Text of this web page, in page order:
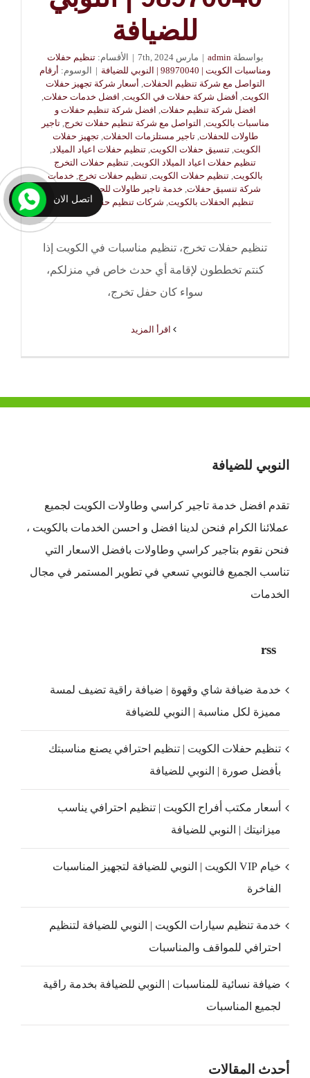
للضيافة
بواسطةadmin
| مارس 7th, 2024 | الأقسام:تنظيم حفلات
ومناسبات الكويت | 98970040 | النوبي للضيافة
| الوسوم: أرقام
التواصل مع شركة تنظيم الحفلات, أسعار شركة تجهيز حفلات
الكويت, أفضل شركة حفلات في الكويت, افضل خدمات حفلات,
افضل شركة تنظيم حفلات, افضل شركة تنظيم حفلات و
مناسبات بالكويت, التواصل مع شركة تنظيم حفلات تخرج,تاجير
طاولات للحفلات,تاجير مستلزمات الحفلات,تجهيز حفلات
الكويت,تنسيق حفلات الكويت,تنظيم حفلات اعياد الميلاد,
تنظيم حفلات اعياد الميلاد الكويت, تنظيم حفلات التخرج
بالكويت,تنظيم حفلات الكويت,تنظيم حفلات تخرج, خدمات
شركة تنسيق حفلات, خدمة تاجير طاولات للحفلات
تنظيم الحفلات بالكويت, شركات تنظيم حفلات الكويت
تنظيم حفلات تخرج، تنظيم مناسبات في الكويت إذا
كنتم تخططون لإقامة أي حدث خاص في منزلكم،
سواء كان حفل تخرج،
النوبي للضيافة
تقدم افضل خدمة تاجير كراسي وطاولات الكويت لجميع
عملائنا الكرام فنحن لدينا افضل و احسن الخدمات بالكويت ،
فنحن نقوم بتاجير كراسي وطاولات بافضل الاسعار التي
تناسب الجميع فالنوبي تسعي في تطوير المستمر في مجال
الخدمات
rss
خدمة ضيافة شاي وقهوة | ضيافة راقية تضيف لمسة
مميزة لكل مناسبة | النوبي للضيافة
تنظيم حفلات الكويت | تنظيم احترافي يصنع مناسبتك
بأفضل صورة | النوبي للضيافة
أسعار مكتب أفراح الكويت | تنظيم احترافي يناسب
ميزانيتك | النوبي للضيافة
خيام VIP الكويت | النوبي للضيافة لتجهيز المناسبات
الفاخرة
خدمة تنظيم سيارات الكويت | النوبي للضيافة لتنظيم
احترافي للمواقف والمناسبات
ضيافة نسائية للمناسبات | النوبي للضيافة بخدمة راقية
لجميع المناسبات
أحدث المقالات
اتصل الان